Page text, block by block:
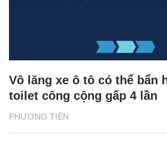
PHƯƠNG TIỆN
Vô lăng xe ô tô có thể bẩn
toilet công cộng gấp 4 lần